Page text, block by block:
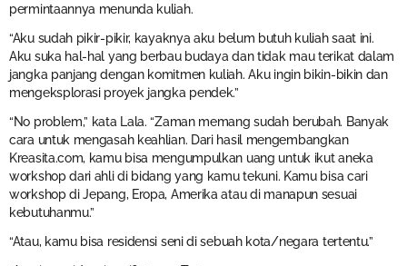
permintaannya menunda kuliah.
“Aku sudah pikir-pikir, kayaknya aku belum butuh kuliah saat ini.
Aku suka hal-hal yang berbau budaya dan tidak mau terikat dalam
jangka panjang dengan komitmen kuliah. Aku ingin bikin-bikin dan
mengeksplorasi proyek jangka pendek.”
“No problem,” kata Lala. “Zaman memang sudah berubah. Banyak
cara untuk mengasah keahlian. Dari hasil mengembangkan
Kreasita.com, kamu bisa mengumpulkan uang untuk ikut aneka
workshop dari ahli di bidang yang kamu tekuni. Kamu bisa cari
workshop di Jepang, Eropa, Amerika atau di manapun sesuai
kebutuhanmu.”
“Atau, kamu bisa residensi seni di sebuah kota/negara tertentu.”